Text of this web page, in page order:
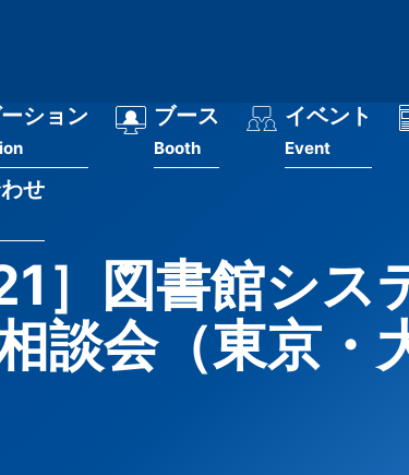
ション ブース
Booth
イベント
Event
せ
］図書館シ
談会（東京・